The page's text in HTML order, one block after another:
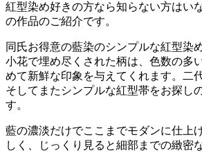
紅型染め好きの方なら知らない方はい
の作品のご紹介です。
同氏お得意の藍染のシンプルな紅型染
小花で埋め尽くされた柄は、色数の多
めて新鮮な印象を与えてくれます。二
そしてまたシンプルな紅型帯をお探し
す。
藍の濃淡だけでここまでモダンに仕上
しく、じっくり見ると細部までの緻密